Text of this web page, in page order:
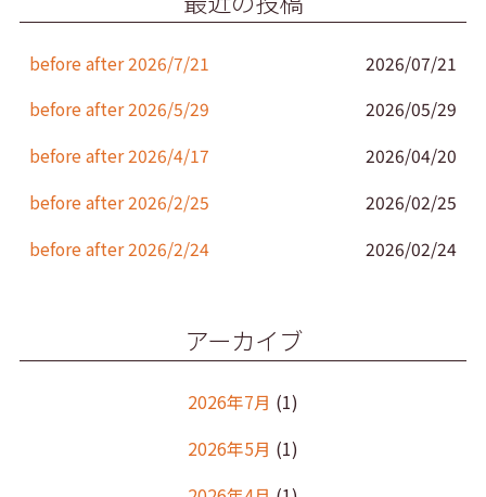
o
k
before after 2026/7/21
2026/07/21
before after 2026/5/29
2026/05/29
before after 2026/4/17
2026/04/20
before after 2026/2/25
2026/02/25
before after 2026/2/24
2026/02/24
アーカイブ
2026年7月 (1)
2026年5月 (1)